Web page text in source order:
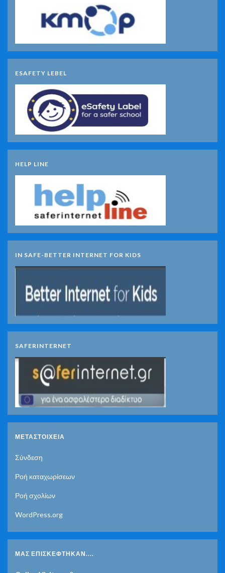
ESAFETY LEBEL
HELP LINE
IN SAFE-BETTER INTERNET FOR KIDS
SAFERINTERNET
ΜΕΤΑΣΤΟΙΧΕΊΑ
Σύνδεση
Ροή καταχωρίσεων
Ροή σχολίων
WordPress.org
ΜΑΣ ΕΠΙΣΚΈΦΤΗΚΑΝ....